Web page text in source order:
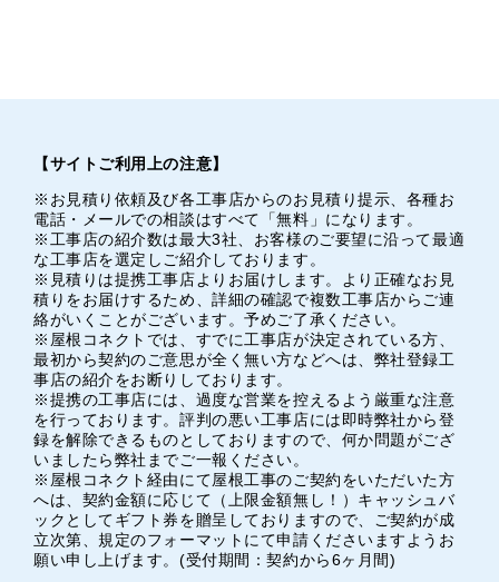
【サイトご利用上の注意】
※お見積り依頼及び各工事店からのお見積り提示、各種お
電話・メールでの相談はすべて「無料」になります。
※工事店の紹介数は最大3社、お客様のご要望に沿って最適
な工事店を選定しご紹介しております。
※見積りは提携工事店よりお届けします。より正確なお見
積りをお届けするため、詳細の確認で複数工事店からご連
絡がいくことがございます。予めご了承ください。
※屋根コネクトでは、すでに工事店が決定されている方、
最初から契約のご意思が全く無い方などへは、弊社登録工
事店の紹介をお断りしております。
※提携の工事店には、過度な営業を控えるよう厳重な注意
を行っております。評判の悪い工事店には即時弊社から登
録を解除できるものとしておりますので、何か問題がござ
いましたら弊社までご一報ください。
※屋根コネクト経由にて屋根工事のご契約をいただいた方
へは、契約金額に応じて（上限金額無し！）キャッシュバ
ックとしてギフト券を贈呈しておりますので、ご契約が成
立次第、規定のフォーマットにて申請くださいますようお
願い申し上げます。(受付期間：契約から6ヶ月間)